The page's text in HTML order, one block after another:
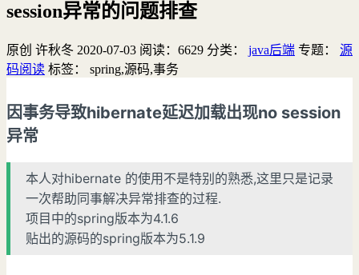
session异常的问题排查
原创 许秋冬 2020-07-03 阅读： 6629 分类： java后端 专题：
源
码阅读 标签： spring,源码,事务
因事务导致hibernate延迟加载出现no session
异常
本人对hibernate 的使用不是特别的熟悉,这里只是记录
一次帮助同事解决异常排查的过程.
项目中的spring版本为4.1.6
贴出的源码的spring版本为5.1.9